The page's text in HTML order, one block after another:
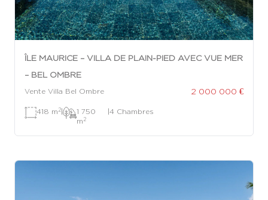
ÎLE MAURICE – VILLA DE PLAIN-PIED AVEC VUE MER
– BEL OMBRE
Vente Villa Bel Ombre 2 000 000 €
418 m 2|
1 750
m 2
|4 Chambres